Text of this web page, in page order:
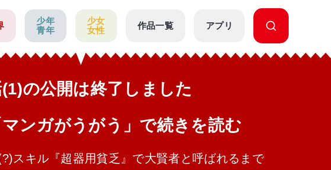
少年
青年
少女
女性
作品一覧 アプリ
の公開は終了しました
ンガがうがう」で続きを読む
スキル『超器用貧乏』で大賢者と呼ばれるまで